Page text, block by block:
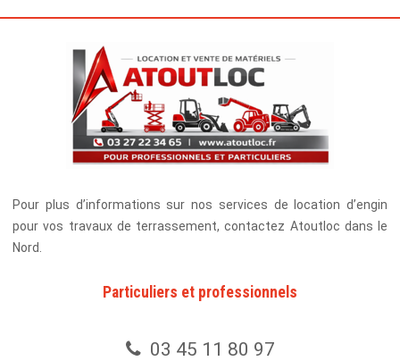
Pour plus d’informations sur nos services de location d’engin
pour vos travaux de terrassement, contactez Atoutloc dans le
Nord.
Particuliers et professionnels
03 45 11 80 97